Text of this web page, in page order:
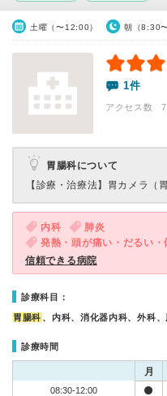
土曜（〜12:00） 朝（8:30〜
1件
アクセス数 7
胃腸科について
【診療・治療法】 胃カメラ（
内科
肺炎
発熱・頭が痛い・だるい
信頼できる病院
診療科目：
胃腸科 、内科、消化器内科、外科
診療時間
月
08:30-12:00